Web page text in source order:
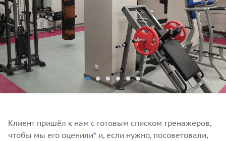
Клиент пришёл к нам с готовым списком тренажеров,
чтобы мы его оценили* и, если нужно, посоветовали,